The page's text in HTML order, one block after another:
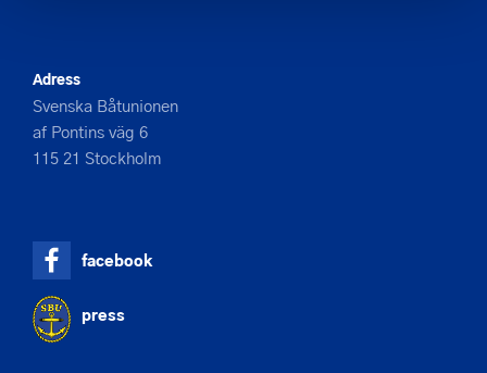
Adress
Svenska Båtunionen
af Pontins väg 6
115 21 Stockholm
facebook
press